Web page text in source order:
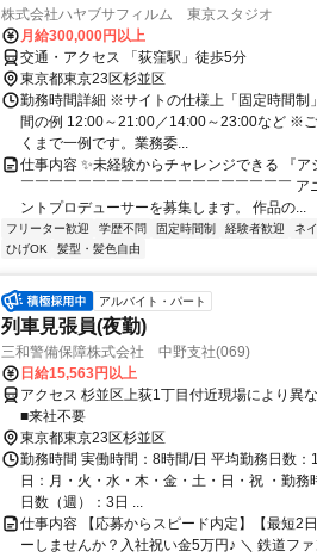
株式会社ハヤブサフィルム 東京スタジオ
月給300,000円以上
交通・アクセス 「荻窪駅」徒歩5分
東京都東京23区杉並区
勤務時間詳細 ※サイトの仕様上「固定時間制
間の例 12:00～21:00／14:00～23:00など ※
くまで一例です。業務委...
仕事内容 ✨未経験からチャレンジできる 『
￣￣￣￣￣￣￣￣￣￣￣￣￣￣￣￣￣￣￣ ア
ントプロデューサーを募集します。 作品の...
フリーター歓迎 学歴不問 固定時間制 経験者歓迎 ネ
ひげOK
髪型・髪色自由
アルバイト・パート
列車見張員(夜勤)
三和警備保障株式会社 中野支社(069)
日給15,563円以上
アクセス 杉並区上荻1丁目付近現場により異
■来社不要
東京都東京23区杉並区
勤務時間 実働時間：8時間/日 平均勤務日数
日：月・火・水・木・金・土・日・祝 ・勤
日数（週）：3日 ...
仕事内容 【応募からスピード内定】【最短2
ーしませんか？入社祝い金5万円♪ ＼ 鉄道フ